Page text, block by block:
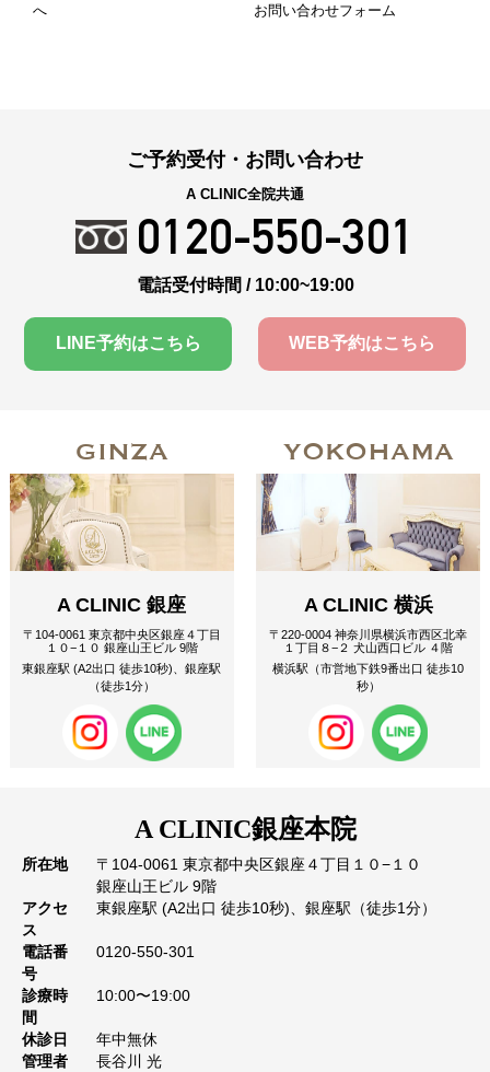
へ
お問い合わせフォーム
ご予約受付・お問い合わせ
A CLINIC全院共通
0120-550-301
電話受付時間 / 10:00~19:00
LINE予約はこちら WEB予約はこちら
GINZA
A CLINIC 銀座
〒104-0061 東京都中央区銀座４丁目
１０−１０ 銀座山王ビル 9階
東銀座駅 (A2出口 徒歩10秒)、銀座駅
（徒歩1分）
YOKOHAMA
A CLINIC 横浜
〒220-0004 神奈川県横浜市西区北幸
１丁目８−２ 犬山西口ビル ４階
横浜駅（市営地下鉄9番出口 徒歩10
秒）
A CLINIC銀座本院
所在地
〒104-0061 東京都中央区銀座４丁目１０−１０
銀座山王ビル 9階
アクセ
ス
東銀座駅 (A2出口 徒歩10秒)、銀座駅（徒歩1分）
電話番
号
0120-550-301
診療時
間
10:00〜19:00
休診日
年中無休
管理者
長谷川 光